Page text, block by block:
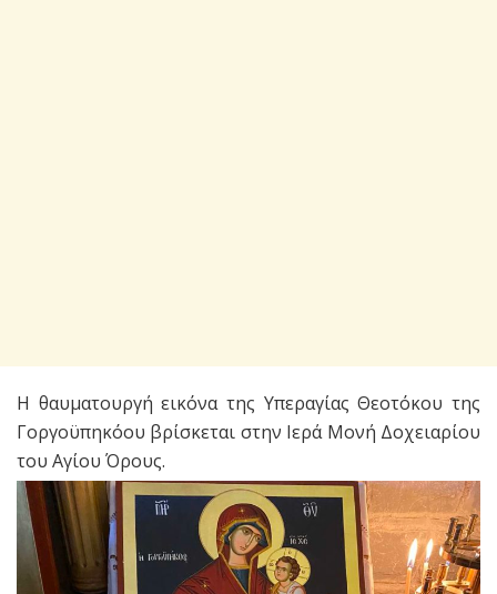
Η θαυματουργή εικόνα της Υπεραγίας Θεοτόκου της
Γοργοϋπηκόου βρίσκεται στην Ιερά Μονή Δοχειαρίου
του Αγίου Όρους.